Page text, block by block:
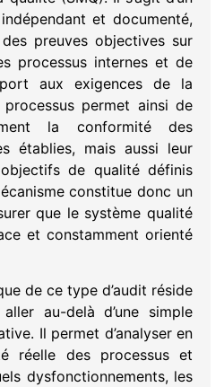
et documenté,
preuves objectives sur
processus internes et de
aux exigences de la
permet ainsi de
la conformité des
établies, mais aussi leur
de qualité définis
constitue donc un
que le système qualité
et constamment orienté
de ce type d’audit réside
au-delà d’une simple
Il permet d’analyser en
réelle des processus et
dysfonctionnements, les